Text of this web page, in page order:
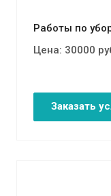
Работы по
Цена: 30000
Заказать